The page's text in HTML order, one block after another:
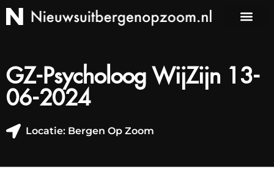
GZ-Psycholoog WijZijn 13-
06-2024
Locatie: Bergen Op Zoom